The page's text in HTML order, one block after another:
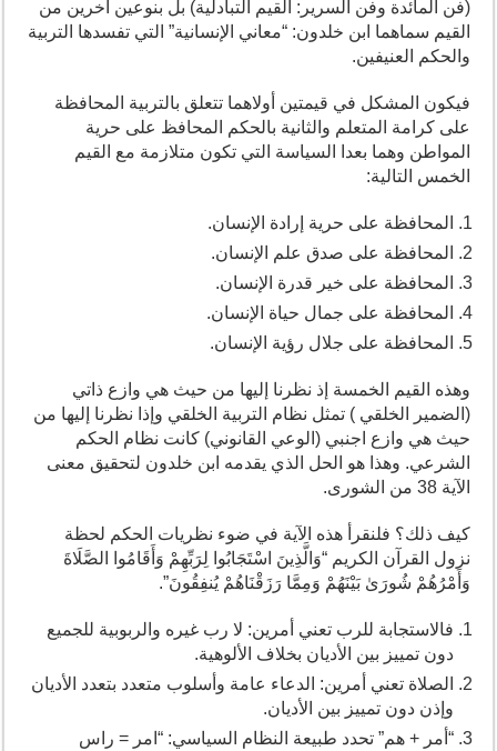
(فن المائدة وفن السرير: القيم التبادلية) بل بنوعين آخرين من
القيم سماهما ابن خلدون: “معاني الإنسانية” التي تفسدها التربية
والحكم العنيفين.
فيكون المشكل في قيمتين أولاهما تتعلق بالتربية المحافظة
على كرامة المتعلم والثانية بالحكم المحافظ على حرية
المواطن وهما بعدا السياسة التي تكون متلازمة مع القيم
الخمس التالية:
المحافظة على حرية إرادة الإنسان.
المحافظة على صدق علم الإنسان.
المحافظة على خير قدرة الإنسان.
المحافظة على جمال حياة الإنسان.
المحافظة على جلال رؤية الإنسان.
وهذه القيم الخمسة إذ نظرنا إليها من حيث هي وازع ذاتي
(الضمير الخلقي ) تمثل نظام التربية الخلقي وإذا نظرنا إليها من
حيث هي وازع اجنبي (الوعي القانوني) كانت نظام الحكم
الشرعي. وهذا هو الحل الذي يقدمه ابن خلدون لتحقيق معنى
الآية 38 من الشورى.
كيف ذلك؟ فلنقرأ هذه الآية في ضوء نظريات الحكم لحظة
نزول القرآن الكريم “وَالَّذِينَ اسْتَجَابُوا لِرَبِّهِمْ وَأَقَامُوا الصَّلَاةَ
وَأَمْرُهُمْ شُورَىٰ بَيْنَهُمْ وَمِمَّا رَزَقْنَاهُمْ يُنفِقُونَ”.
فالاستجابة للرب تعني أمرين: لا رب غيره والربوبية للجميع
دون تمييز بين الأديان بخلاف الألوهية.
الصلاة تعني أمرين: الدعاء عامة وأسلوب متعدد بتعدد الأديان
وإذن دون تمييز بين الأديان.
“أمر + هم” تحدد طبيعة النظام السياسي: “امر = راس